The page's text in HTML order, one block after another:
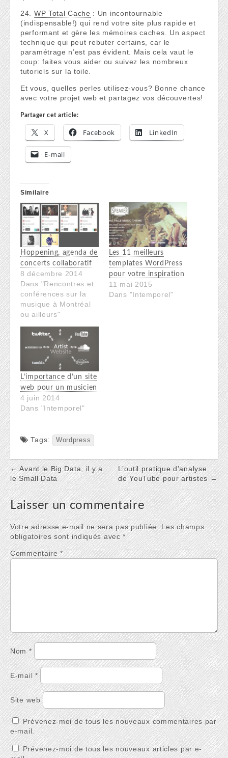
24. WP Total Cache : Un incontournable
(indispensable!) qui rend votre site plus rapide et
performant et gère les mémoires caches. Un aspect
technique qui peut rebuter certains, car le
paramétrage n’est pas évident. Mais cela vaut le
coup: faites vous aider ou suivez les nombreux
tutoriels sur la toile.
Et vous, quelles perles utilisez-vous? Bonne chance
avec votre projet web et partagez vos découvertes!
Partager cet article:
X Facebook LinkedIn
E-mail
Similaire
Hoppening, agenda de
concerts collaboratif
8 décembre 2014
Dans "Rencontres et
conférences sur la
musique à Montréal
ou ailleurs"
Les 11 meilleurs
templates WordPress
pour votre inspiration
11 mai 2015
Dans "Intemporel"
L’importance d’un site
web pour un musicien
4 juin 2014
Dans "Intemporel"
Tags: Wordpress
Post
navigation
← Avant le Big Data, il y a
le Small Data
L’outil pratique d’analyse
de YouTube pour artistes →
Laisser un commentaire
Votre adresse e-mail ne sera pas publiée. Les champs
obligatoires sont indiqués avec*
Commentaire*
Nom*
E-mail*
Site web
Prévenez-moi de tous les nouveaux commentaires par
e-mail.
Prévenez-moi de tous les nouveaux articles par e-